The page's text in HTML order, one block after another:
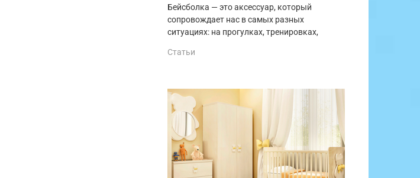
Бейсболка — это аксессуар, который
сопровождает нас в самых разных
ситуациях: на прогулках, тренировках,
Статьи